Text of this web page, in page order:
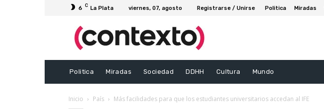
6 C La Plata viernes, 07, agosto Registrarse / Unirse Politica Miradas
Politica Miradas Sociedad DDHH Cultura Mundo
Inicio País Más facilidades para que los estudiantes universitarios accedan al IFE